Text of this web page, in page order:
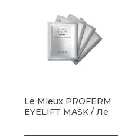
Le Mieux PROFERM
EYELIFT MASK / Ле
лифтинга кожи